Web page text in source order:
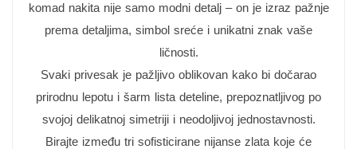
komad nakita nije samo modni detalj – on je izraz pažnje
prema detaljima, simbol sreće i unikatni znak vaše
ličnosti.
Svaki privesak je pažljivo oblikovan kako bi dočarao
prirodnu lepotu i šarm lista deteline, prepoznatljivog po
svojoj delikatnoj simetriji i neodoljivoj jednostavnosti.
Birajte između tri sofisticirane nijanse zlata koje će